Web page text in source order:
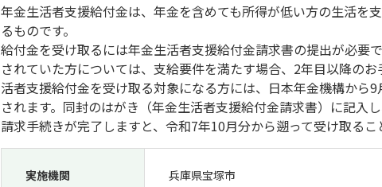
検索
年金生活者支援給付金は、年金を含めても所得が低い方の生活を
るものです。
給付金を受け取るには年金生活者支援給付金請求書の提出が必要
されていた方については、支給要件を満たす場合、2年目以降の
活者支援給付金を受け取る対象になる方には、日本年金機構から
されます。同封のはがき（年金生活者支援給付金請求書）に記入
請求手続きが完了しますと、令和7年10月分から遡って受け取るこ
実施機関 兵庫県宝塚市